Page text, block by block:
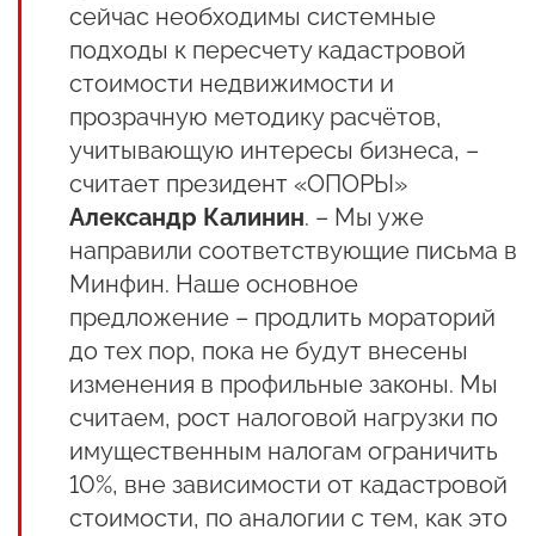
сейчас необходимы системные
подходы к пересчету кадастровой
стоимости недвижимости и
прозрачную методику расчётов,
учитывающую интересы бизнеса, –
считает президент «ОПОРЫ»
Александр Калинин. – Мы уже
направили соответствующие письма в
Минфин. Наше основное
предложение – продлить мораторий
до тех пор, пока не будут внесены
изменения в профильные законы. Мы
считаем, рост налоговой нагрузки по
имущественным налогам ограничить
10%, вне зависимости от кадастровой
стоимости, по аналогии с тем, как это